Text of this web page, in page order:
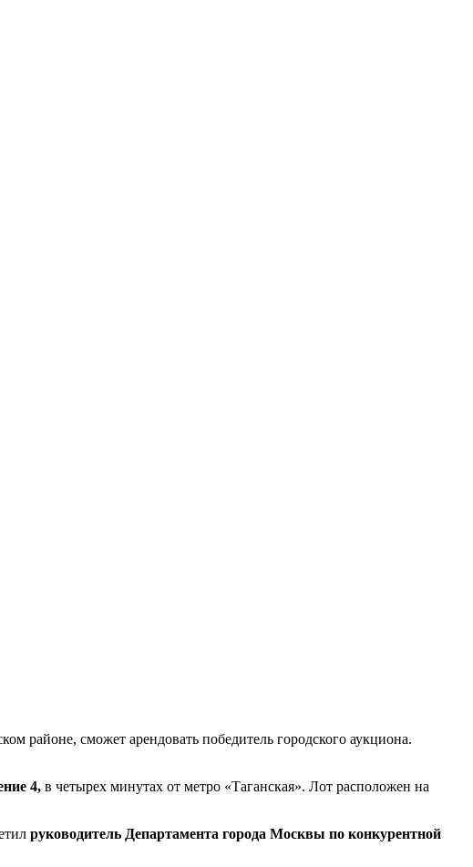
районе, сможет арендовать победитель городского аукциона.
4, в четырех минутах от метро «Таганская». Лот расположен на
руководитель Департамента города Москвы по конкурентной